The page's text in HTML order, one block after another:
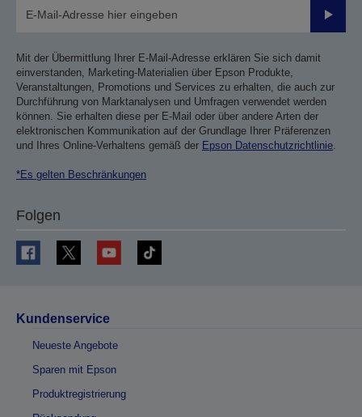
Mit der Übermittlung Ihrer E-Mail-Adresse erklären Sie sich damit
einverstanden, Marketing-Materialien über Epson Produkte,
Veranstaltungen, Promotions und Services zu erhalten, die auch zur
Durchführung von Marktanalysen und Umfragen verwendet werden
können. Sie erhalten diese per E-Mail oder über andere Arten der
elektronischen Kommunikation auf der Grundlage Ihrer Präferenzen
und Ihres Online-Verhaltens gemäß der Epson Datenschutzrichtlinie.
*Es gelten Beschränkungen
Folgen
Kundenservice
Neueste Angebote
Sparen mit Epson
Produktregistrierung